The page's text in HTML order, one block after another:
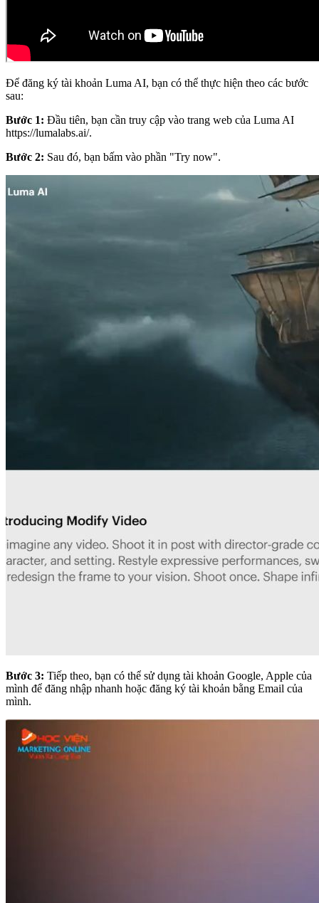
Để đăng ký tài khoản Luma AI, bạn có thể thực hiện theo các bước
sau:
Bước 1: Đầu tiên, bạn cần truy cập vào trang web của Luma AI
https://lumalabs.ai/.
Bước 2: Sau đó, bạn bấm vào phần "Try now".
Bước 3: Tiếp theo, bạn có thể sử dụng tài khoản Google, Apple của
mình để đăng nhập nhanh hoặc đăng ký tài khoản bằng Email của
mình.